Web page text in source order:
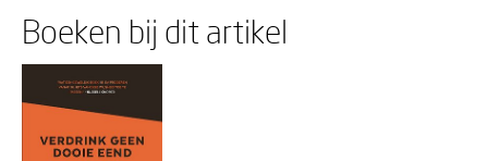
Boeken bij dit artikel